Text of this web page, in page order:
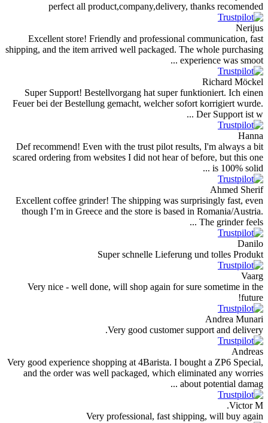
perfect all
Excellent store! Friendly and
shipping, and the item arrived well
Super Support! Bestellvorgang hat
Feuer bei der Bestellung gemacht,
Def recommend! Even with the trust
scared ordering from websites I did not
Excellent coffee grinder! The shipping
though I’m in Greece and the store is
Super schnelle
Very nice - well done, will shop
Very good
Very good experience shopping at
and the order was well packaged,
Very professional,